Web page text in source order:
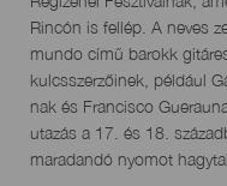
evento
Rincón is fellép. A neves
mundo című barokk
kulcsszerzőinek, például
nak és Francisco
utazás a 17. és 18.
maradandó nyomot